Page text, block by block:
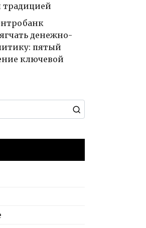
традицией
денежно-
пятый
ключевой